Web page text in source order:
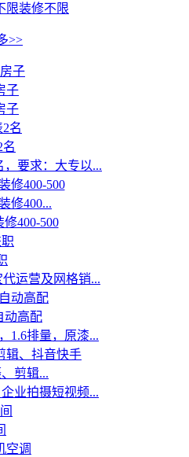
限装修不限
>>
子
子
名
要求：大专以...
修400...
400-500
运营及网格销...
动高配
1.6排量，原漆...
剪辑...
业拍摄短视频...
空调